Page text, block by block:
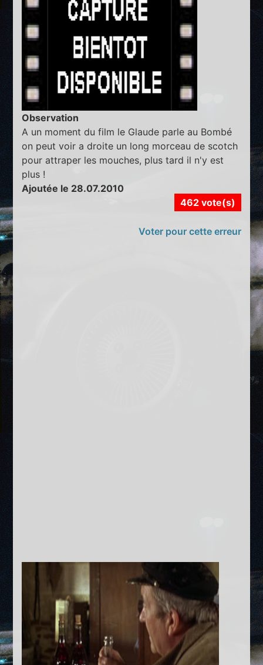
Observation
A un moment du film le Glaude parle au Bombé
on peut voir a droite un long morceau de scotch
pour attraper les mouches, plus tard il n'y est
plus !
Ajoutée le 28.07.2010
462 vote(s)
Voter pour cette erreur